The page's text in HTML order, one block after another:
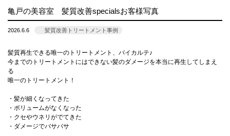
亀戸の美容室 髪質改善specialsお客様写真
2026.6.6 髪質改善トリートメント事例
髪質再生できる唯一のトリートメント、バイカルテ♪
今までのトリートメントにはできない髪のダメージを本当に再生してしまえ
る
唯一のトリートメント！
・髪が細くなってきた
・ボリュームがなくなった
・クセやウネリがでてきた
・ダメージでバサバサ